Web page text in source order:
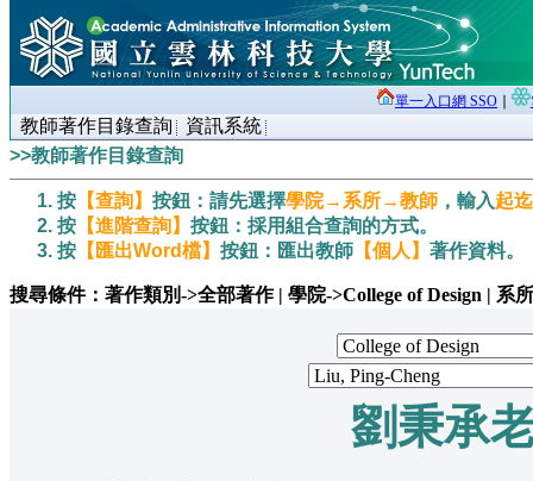
單一入口網 SSO
教師著作目錄查詢
資訊系統
>>教師著作目錄查詢
按 【查詢】 按鈕：請先選擇學院→系所→教師 ，輸入起
按 【進階查詢】 按鈕：採用組合查詢的方式。
按 【匯出Word檔】 按鈕：匯出教師 【個人】 著作資料。
搜尋條件：著作類別->全部著作 | 學院->College of Design | 系
劉秉承